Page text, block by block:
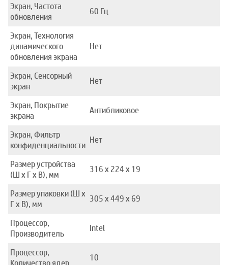
Экран, Частота
обновления
60 Гц
Экран, Технология
динамического
обновления экрана
Нет
Экран, Сенсорный
экран
Нет
Экран, Покрытие
экрана
Антибликовое
Экран, Фильтр
конфиденциальности
Нет
Размер устройства
(Ш x Г x В), мм
316 х 224 х 19
Размер упаковки (Ш x
Г x В), мм
305 x 449 x 69
Процессор,
Производитель
Intel
Процессор,
10